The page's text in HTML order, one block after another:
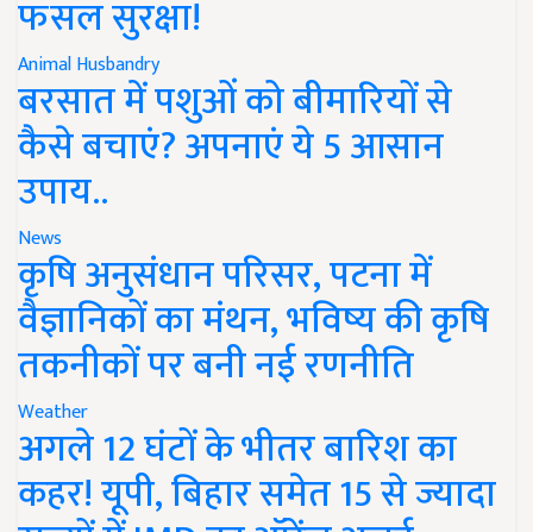
फसल सुरक्षा!
Animal Husbandry
बरसात में पशुओं को बीमारियों से
कैसे बचाएं? अपनाएं ये 5 आसान
उपाय..
News
कृषि अनुसंधान परिसर, पटना में
वैज्ञानिकों का मंथन, भविष्य की कृषि
तकनीकों पर बनी नई रणनीति
Weather
अगले 12 घंटों के भीतर बारिश का
कहर! यूपी, बिहार समेत 15 से ज्यादा